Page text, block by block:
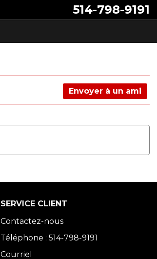
514-798-9191
Envoyer à un ami
SERVICE CLIENT
Contactez-nous
Téléphone : 514-798-9191
Courriel